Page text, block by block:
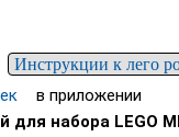
Инструкции к лего
в приложении
для набора LEGO